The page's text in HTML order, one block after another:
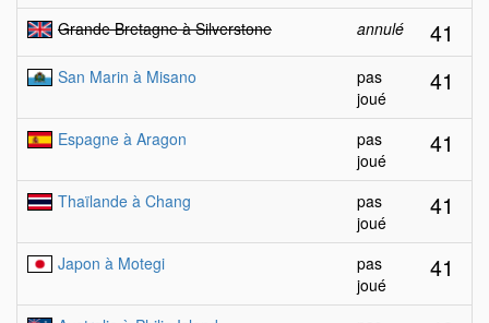
Grande Bretagne à Silverstone annulé 41
San Marin à Misano
pas
joué
41
Espagne à Aragon
pas
joué
41
Thaïlande à Chang
pas
joué
41
Japon à Motegi
pas
joué
41